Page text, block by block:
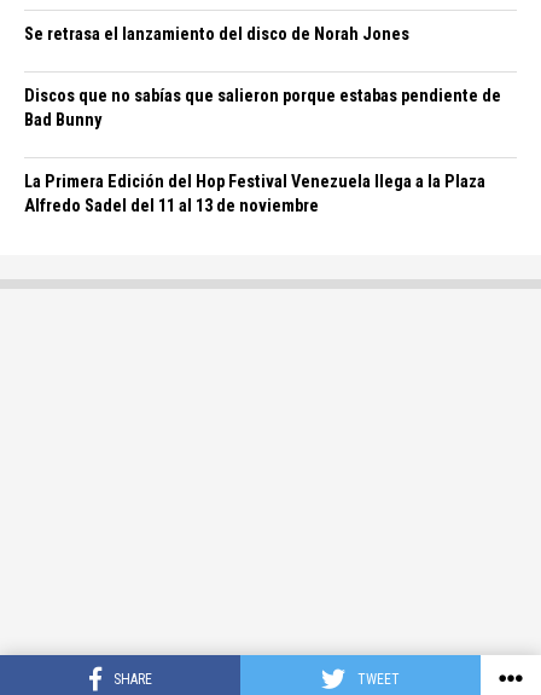
SHARE TWEET
Se retrasa el lanzamiento del disco de Norah Jones
Discos que no sabías que salieron porque estabas pendiente de
Bad Bunny
La Primera Edición del Hop Festival Venezuela llega a la Plaza
Alfredo Sadel del 11 al 13 de noviembre